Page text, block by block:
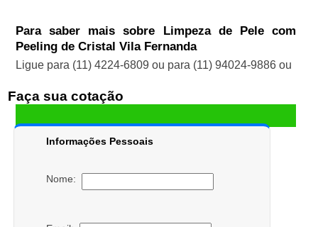
Para saber mais sobre Limpeza de Pele com
Peeling de Cristal Vila Fernanda
Ligue para (11) 4224-6809 ou para (11) 94024-9886ou
Faça sua cotação
Informações Pessoais
Nome: